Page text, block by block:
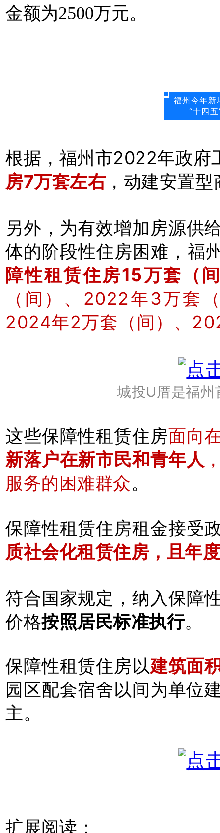
金额为2500万元。
福州今年新
“十四
根据，福州市2022年政府
房7万套左右 ，动建安置
另外，为有效增加房源供
体的阶段性住房困难，福
障性租赁住房15万套（
（间）、2022年3万套
2024年2万套（间）、
城投U厝是福州
这些保障性租赁住房面向
新落户在新市民和青年人
服务的困难群众。
保障性租赁住房租金接受
质社会化租赁住房，且年
符合国家规定，纳入保障
价格按照居民标准执行。
保障性租赁住房以建筑面
园区配套宿舍以间为单位
主。
扩展阅读：